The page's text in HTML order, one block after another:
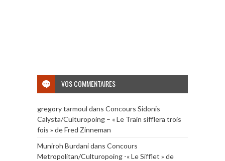
VOS COMMENTAIRES
gregory tarmoul dans Concours Sidonis
Calysta/Culturopoing – « Le Train sifflera trois
fois » de Fred Zinneman
Muniroh Burdanidans Concours
Metropolitan/Culturopoing -« Le Sifflet » de